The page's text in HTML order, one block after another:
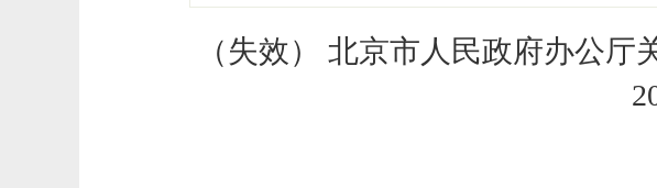
（失效） 北京市人民政府办公